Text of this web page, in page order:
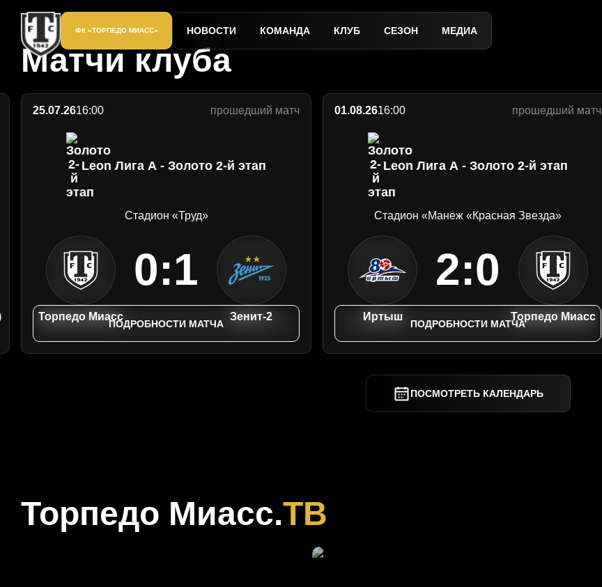
ФК «ТОРПЕДО МИАСС» НОВОСТИ КОМАНДА КЛУБ СЕЗОН МЕДИА
сайт
«Торпедо»
Миасс
Выстояли против "Машука-КМВ"!
Завершаем сезон 25/26 домашний поражением
Перестрелка в Домодедово
Матчи клуба
25.07.2616:00 прошедший матч
Leon Лига А - Золото 2-й этап
Стадион «Труд»
Торпедо Миасс
0:1
Зенит-2
ПОДРОБНОСТИ МАТЧА
01.08.2616:00 прошедший матч
Leon Лига А - Золото 2-й этап
Стадион «Манеж «Красная Звезда»
Иртыш
2:0
Торпедо Миасс
ПОДРОБНОСТИ МАТЧА
ПОСМОТРЕТЬ КАЛЕНДАРЬ
Торпедо Миасс.ТВ